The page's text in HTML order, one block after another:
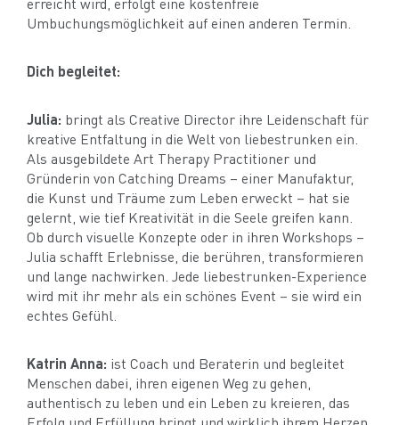
Umbuchungsmöglichkeit auf einen anderen Termin.
Dich begleitet:
Julia: bringt als Creative Director ihre Leidenschaft für
kreative Entfaltung in die Welt von liebestrunken ein.
Als ausgebildete Art Therapy Practitioner und
Gründerin von Catching Dreams – einer Manufaktur,
die Kunst und Träume zum Leben erweckt – hat sie
gelernt, wie tief Kreativität in die Seele greifen kann.
Ob durch visuelle Konzepte oder in ihren Workshops –
Julia schafft Erlebnisse, die berühren, transformieren
und lange nachwirken. Jede liebestrunken-Experience
wird mit ihr mehr als ein schönes Event – sie wird ein
echtes Gefühl.
Katrin Anna: ist Coach und Beraterin und begleitet
Menschen dabei, ihren eigenen Weg zu gehen,
authentisch zu leben und ein Leben zu kreieren, das